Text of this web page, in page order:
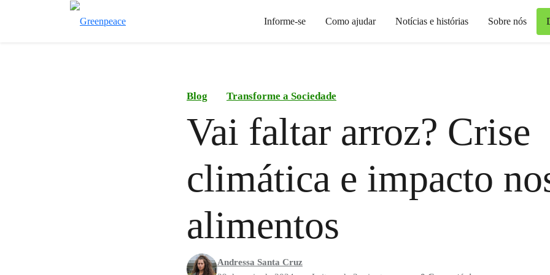
Informe-se Como ajudar Notícias e histórias Sobre nós
Blog Transforme a Sociedade
Vai faltar arroz? Crise
climática e impacto
alimentos
Andressa Santa Cruz